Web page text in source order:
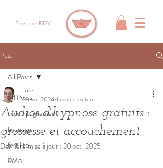
Prendre RDV
Post
All Posts
accompagnement
hypnose
fertilité
PMA
All Posts
Audios d'hypnose gratuits :
grossesse et accouchement
Julie
23 avr. 20241 min de lecture
Dernière mise à jour : 20 oct. 2025